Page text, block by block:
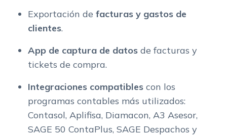
Exportación de facturas y gastos de
clientes.
App de captura de datos de facturas y
tickets de compra.
Integraciones compatibles con los
programas contables más utilizados:
Contasol, Aplifisa, Diamacon, A3 Asesor,
SAGE 50 ContaPlus, SAGE Despachos y